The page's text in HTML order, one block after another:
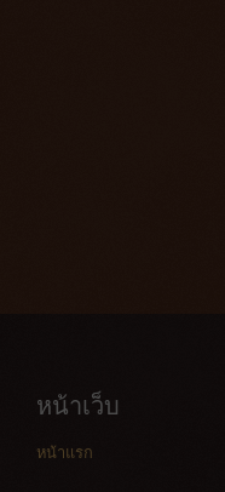
หน้าเว็บ
หน้าแรก